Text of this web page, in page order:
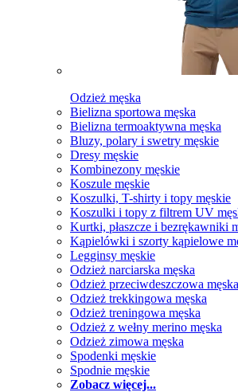
Odzież męska
Bielizna sportowa męska
Bielizna termoaktywna męska
Bluzy, polary i swetry męskie
Dresy męskie
Kombinezony męskie
Koszule męskie
Koszulki, T-shirty i topy męskie
Koszulki i topy z filtrem UV
Kurtki, płaszcze i bezrękawniki
Kąpielówki i szorty kąpielowe
Legginsy męskie
Odzież narciarska męska
Odzież przeciwdeszczowa męska
Odzież trekkingowa męska
Odzież treningowa męska
Odzież z wełny merino męska
Odzież zimowa męska
Spodenki męskie
Spodnie męskie
Zobacz więcej...